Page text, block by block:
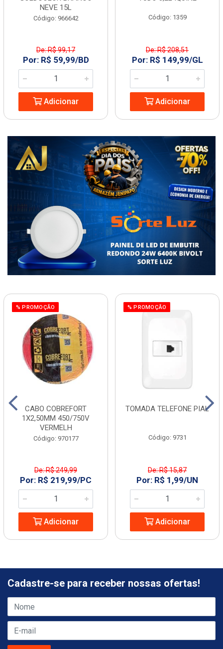
NEVE 15L
Código: 966642
De: R$ 99,17
Por: R$ 59,99/BD
Adicionar
Código: 1359
De: R$ 208,51
Por: R$ 149,99/GL
Adicionar
% PROMOÇÃO
CABO COBREFORT
1X2,50MM 450/750V
VERMELH
Código: 970177
De: R$ 249,99
Por: R$ 219,99/PC
Adicionar
% PROMOÇÃO
TOMADA TELEFONE PIAL
Código: 9731
De: R$ 15,87
Por: R$ 1,99/UN
Adicionar
Cadastre-se para receber nossas ofertas!